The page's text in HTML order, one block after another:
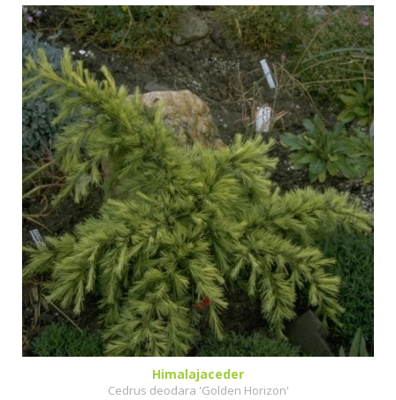
Himalajaceder
Cedrus deodara 'Golden Horizon'